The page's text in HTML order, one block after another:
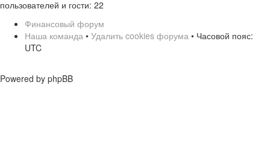
пользователей и гости: 22
Финансовый форум
Наша команда • Удалить cookies форума • Часовой пояс:
UTC
Powered by phpBB